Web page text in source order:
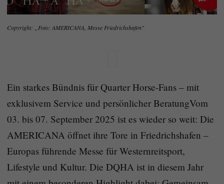
Copyright: „Foto: AMERICANA, Messe Friedrichshafen"
Ein starkes Bündnis für Quarter Horse-Fans – mit
exklusivem Service und persönlicher BeratungVom
03. bis 07. September 2025 ist es wieder so weit: Die
AMERICANA öffnet ihre Tore in Friedrichshafen –
Europas führende Messe für Westernreitsport,
Lifestyle und Kultur. Die DQHA ist in diesem Jahr